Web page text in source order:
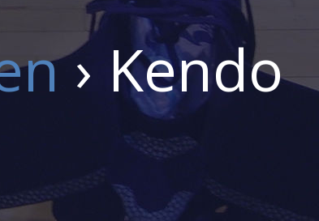
› Kendo